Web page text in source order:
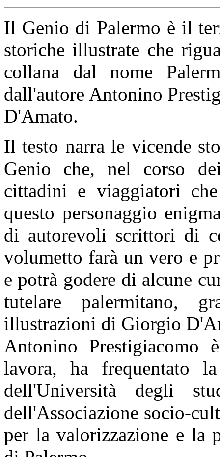
Il Genio di Palermo è il
storiche illustrate che
collana dal nome
dall'autore Antonino
D'Amato.
Il testo narra le vicende
Genio che, nel corso
cittadini e viaggiatori
questo personaggio
di autorevoli scrittori di
volumetto farà un vero e
e potrà godere di alcune
tutelare palermitano,
illustrazioni di Giorgio
Antonino
lavora, ha frequentato
dell'Università degli
dell'Associazione socio-
per la valorizzazione e la